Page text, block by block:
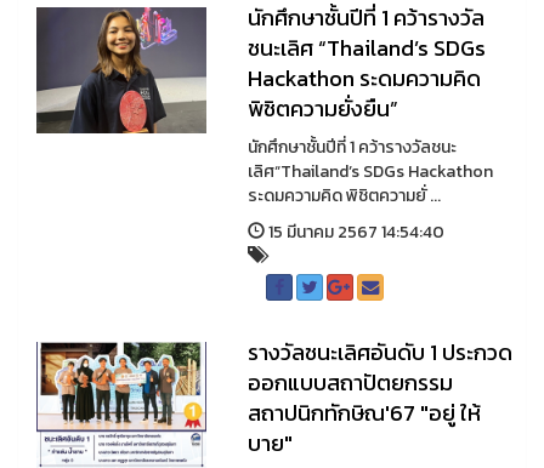
นักศึกษาชั้นปีที่ 1 คว้ารางวัล
ชนะเลิศ “Thailand’s SDGs
Hackathon ระดมความคิด
พิชิตความยั่งยืน”
นักศึกษาชั้นปีที่ 1 คว้ารางวัลชนะ
เลิศ“Thailand’s SDGs Hackathon
ระดมความคิด พิชิตความยั่ ...
15 มีนาคม 2567 14:54:40
รางวัลชนะเลิศอันดับ 1 ประกวด
ออกแบบสถาปัตยกรรม
สถาปนิกทักษิณ'67 "อยู่ ให้
บาย"